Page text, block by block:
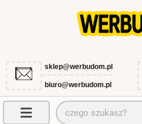
sklep@werbudom.pl
biuro@werbudom.pl
Szukaj